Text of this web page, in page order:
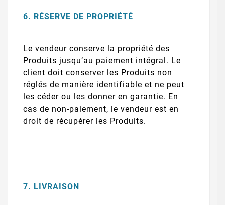
6. RÉSERVE DE PROPRIÉTÉ
Le vendeur conserve la propriété des
Produits jusqu’au paiement intégral. Le
client doit conserver les Produits non
réglés de manière identifiable et ne peut
les céder ou les donner en garantie. En
cas de non-paiement, le vendeur est en
droit de récupérer les Produits.
7. LIVRAISON